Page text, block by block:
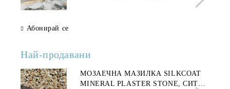
Абонирай се
Най-продавани
МОЗАЕЧНА МАЗИЛКА SILKCOAT
MINERAL PLASTER STONE, СИТЕН